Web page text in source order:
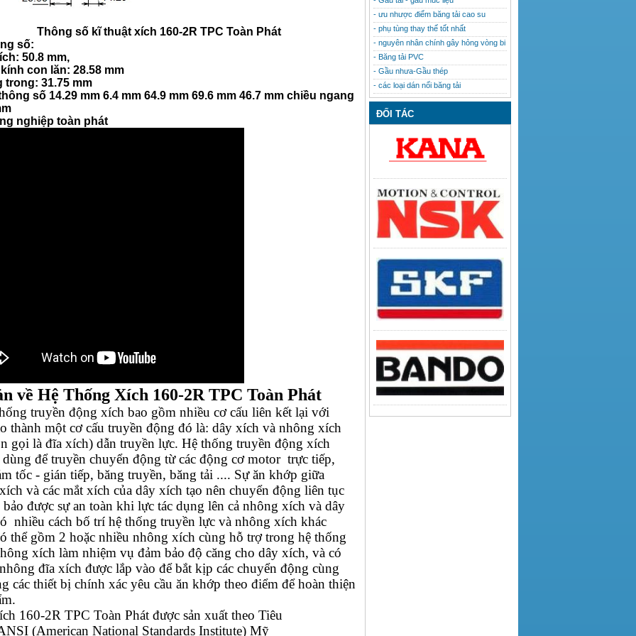
Thông số kĩ thuật xích 160-2R TPC Toàn Phát
số:
50.8 mm,
con lăn: 28.58 mm
trong: 31.75 mm
số 14.29 mm 6.4 mm 64.9 mm 69.6 mm 46.7 mm chiều ngang
nghiệp toàn phát
về Hệ Thống Xích 160-2R TPC Toàn Phát
truyền động xích bao gồm nhiều cơ cấu liên kết lại với
thành một cơ cấu truyền động đó là: dây xích và nhông xích
gọi là đĩa xích) dẫn truyền lực. Hệ thống truyền động xích
để truyền chuyển động từ các động cơ motor trực tiếp,
tốc - gián tiếp, băng truyền, băng tải .... Sự ăn khớp giữa
và các mắt xích của dây xích tạo nên chuyển động liên tục
bảo được sự an toàn khi lực tác dụng lên cả nhông xích và dây
nhiều cách bố trí hệ thống truyền lực và nhông xích khác
thể gồm 2 hoặc nhiều nhông xích cùng hỗ trợ trong hệ thống
xích làm nhiệm vụ đảm bảo độ căng cho dây xích, và có
đĩa xích được lắp vào để bắt kịp các chuyển động cùng
các thiết bị chính xác yêu cầu ăn khớp theo điểm để hoàn thiện
160-2R TPC Toàn Phát được sản xuất theo Tiêu
(American National Standards Institute) Mỹ
- ưu nhược điểm băng tải cao su
- phụ tùng thay thế tốt nhất
- nguyên nhân chính gây hỏng vòng bi
- Băng tải PVC
- Gầu nhưa-Gầu thép
- các loại dán nối băng tải
ĐỐI TÁC